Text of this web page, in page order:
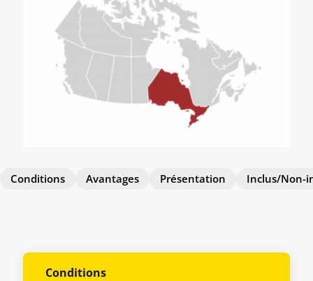
Conditions Avantages Présentation Inclus/Non-
Conditions